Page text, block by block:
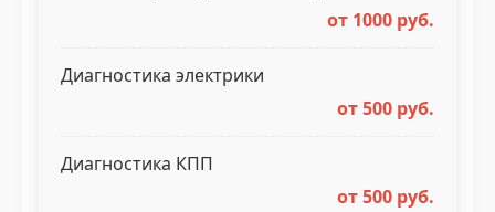
от 1000 руб.
Диагностика электрики
от 500 руб.
Диагностика КПП
от 500 руб.